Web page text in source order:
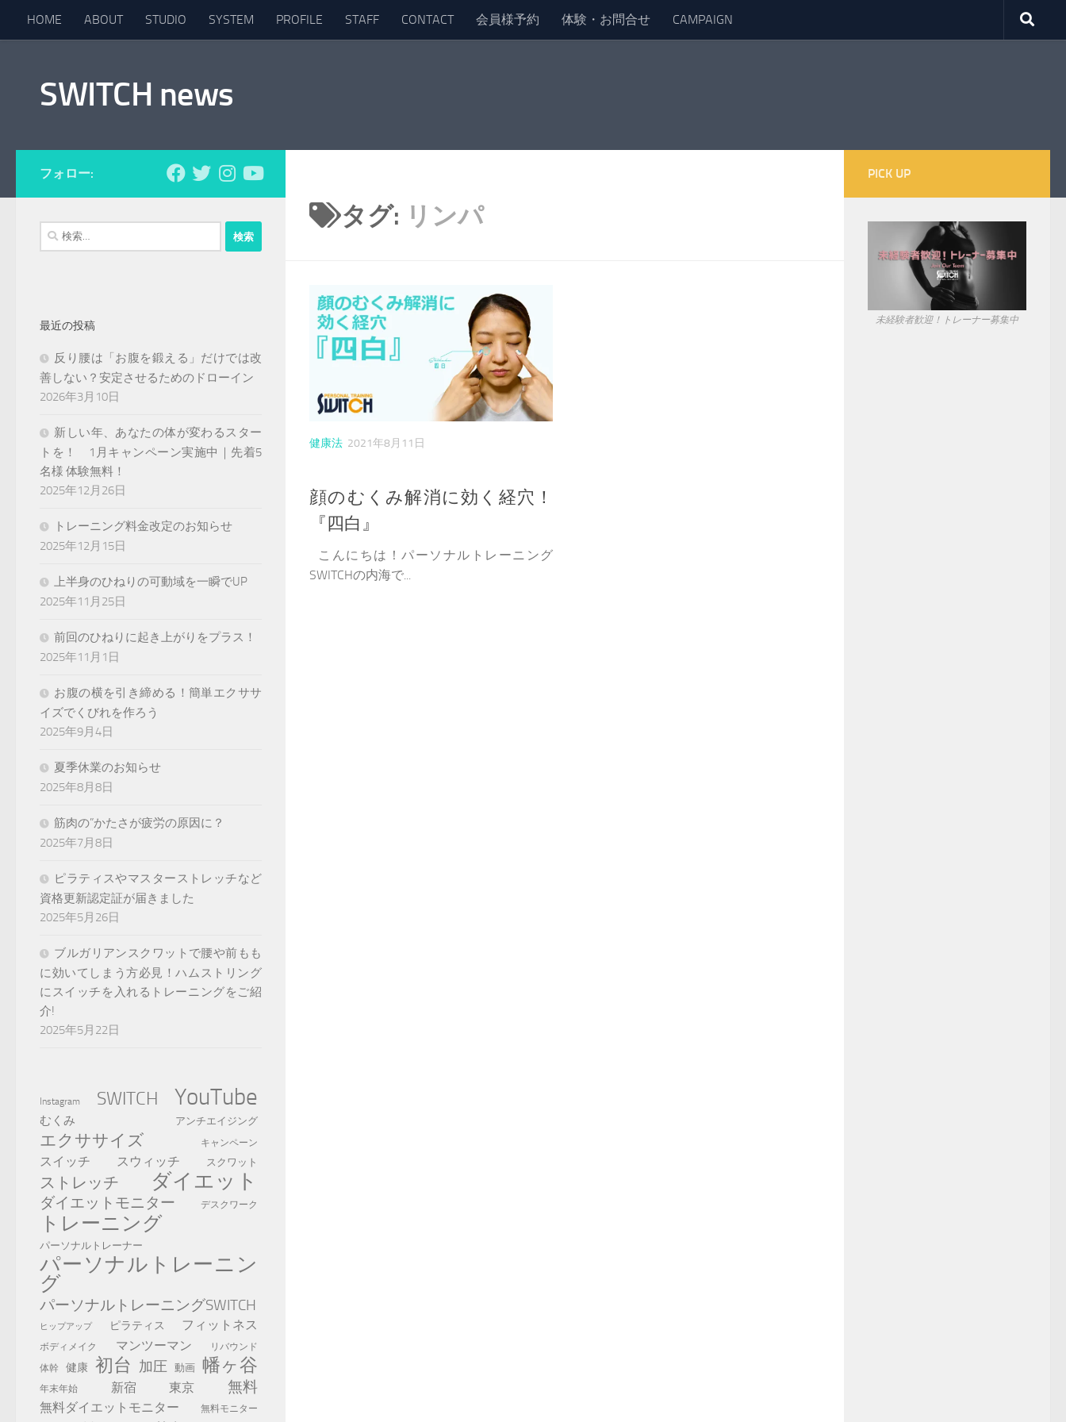
コンテンツへスキップ
HOME ABOUT STUDIO SYSTEM PROFILE STAFF CONTACT 会員様予約 体験・お問合せ CAMPAIGN
SWITCH news
タグ: リンパ
健康法 2021年8月11日
顔のむくみ解消に効く経穴！
『四白』
こんにちは！パーソナルトレーニング
SWITCHの内海で...
フォロー:
検
索:
最近の投稿
反り腰は「お腹を鍛える」だけでは改
善しない？安定させるためのドローイン
2026年3月10日
新しい年、あなたの体が変わるスター
トを！ 1月キャンペーン実施中｜先着5
名様 体験無料！
2025年12月26日
トレーニング料金改定のお知らせ
2025年12月15日
上半身のひねりの可動域を一瞬でUP
2025年11月25日
前回のひねりに起き上がりをプラス！
2025年11月1日
お腹の横を引き締める！簡単エクササ
イズでくびれを作ろう
2025年9月4日
夏季休業のお知らせ
2025年8月8日
筋肉の”かたさが疲労の原因に？
2025年7月8日
ピラティスやマスターストレッチなど
資格更新認定証が届きました
2025年5月26日
ブルガリアンスクワットで腰や前もも
に効いてしまう方必見！ハムストリング
にスイッチを入れるトレーニングをご紹
介!
2025年5月22日
Instagram SWITCH YouTube
むくみ アンチエイジング
エクササイズ キャンペーン
スイッチ スウィッチ スクワット
ストレッチ ダイエット
ダイエットモニター デスクワーク
トレーニング
パーソナルトレーナー
パーソナルトレーニン
グ
パーソナルトレーニングSWITCH
ヒップアップ ピラティス フィットネス
ボディメイク マンツーマン
リバウンド
体幹
健康 初台 加圧 動画 幡ヶ谷
年末年始 新宿 東京 無料
無料ダイエットモニター 無料モニター
PICK UP
未経験者歓迎！トレーナー募集中